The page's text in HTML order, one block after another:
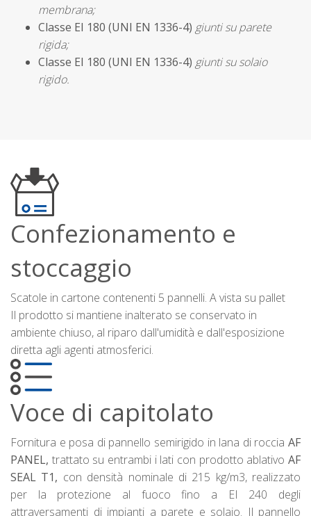
membrana;
Classe EI 180 (UNI EN 1336-4) giunti su parete
rigida;
Classe EI 180 (UNI EN 1336-4) giunti su solaio
rigido.
Confezionamento e
stoccaggio
Scatole in cartone contenenti 5 pannelli. A vista su pallet
Il prodotto si mantiene inalterato se conservato in
ambiente chiuso, al riparo dall'umidità e dall'esposizione
diretta agli agenti atmosferici.
Voce di capitolato
Fornitura e posa di pannello semirigido in lana di roccia AF
PANEL, trattato su entrambi i lati con prodotto ablativoAF
SEAL T1, con densità nominale di 215 kg/m3, realizzato
per la protezione al fuoco fino a EI 240 degli
attraversamenti di impianti a parete e solaio. Il pannello